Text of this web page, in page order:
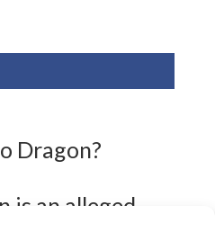
Dragon?
is an alleged